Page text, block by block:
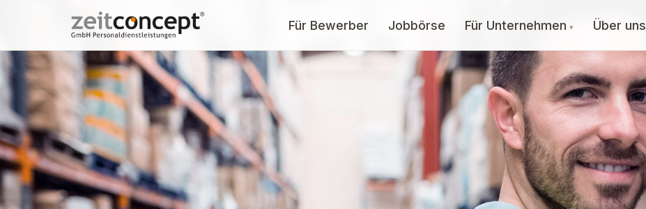
Für Bewerber Jobbörse Für Unternehmen Über uns